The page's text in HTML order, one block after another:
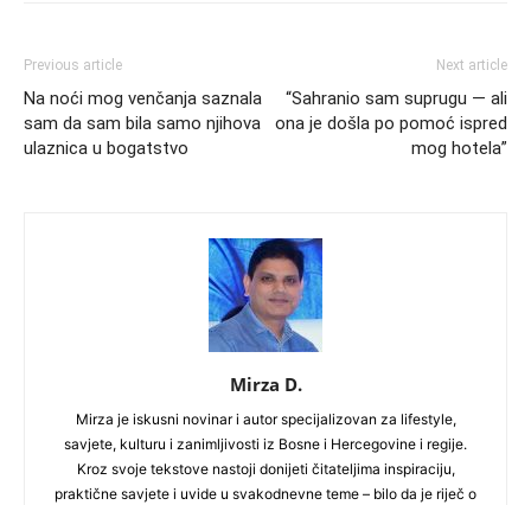
Previous article
Na noći mog venčanja saznala
sam da sam bila samo njihova
ulaznica u bogatstvo
Next article
“Sahranio sam suprugu — ali
ona je došla po pomoć ispred
mog hotela”
Mirza D.
Mirza je iskusni novinar i autor specijalizovan za lifestyle,
savjete, kulturu i zanimljivosti iz Bosne i Hercegovine i regije.
Kroz svoje tekstove nastoji donijeti čitateljima inspiraciju,
praktične savjete i uvide u svakodnevne teme – bilo da je riječ o